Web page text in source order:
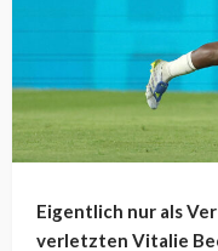
Eigentlich nur als
verletzten Vitalie